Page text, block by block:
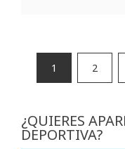
de
entradas
1 2
¿QUIERES
DEPORTIVA?